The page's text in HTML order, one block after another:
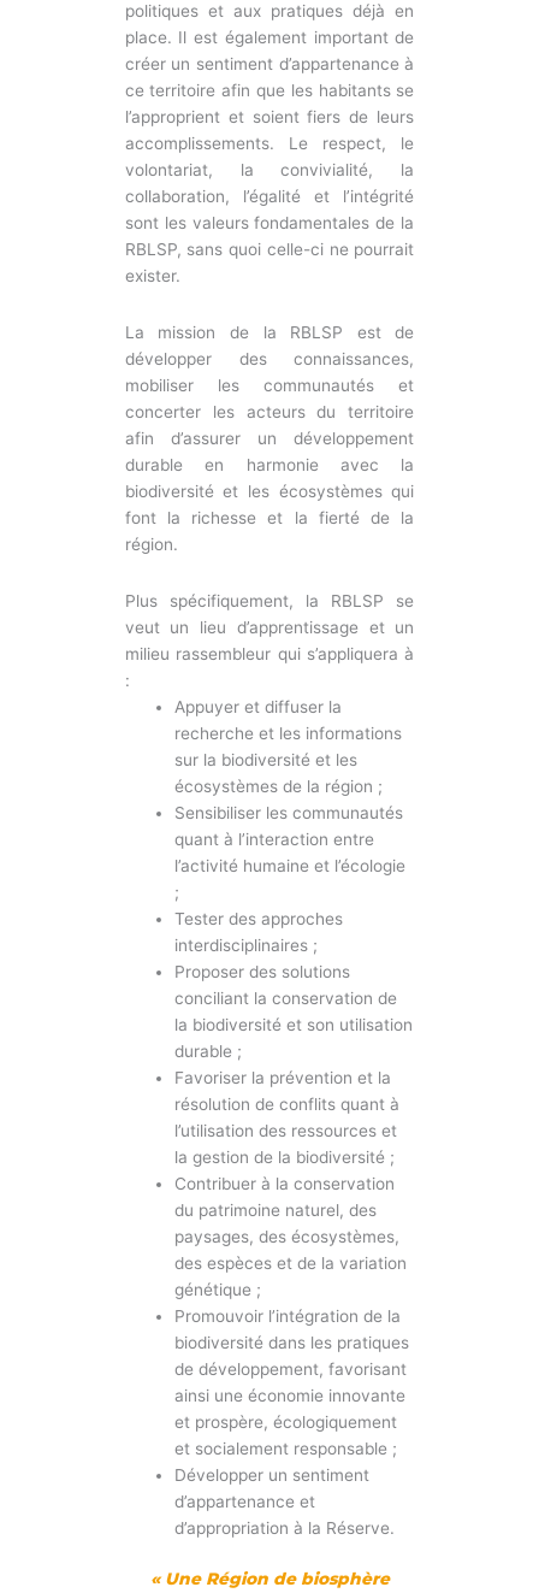
politiques et aux pratiques déjà en
place. Il est également important de
créer un sentiment d’appartenance à
ce territoire afin que les habitants se
l’approprient et soient fiers de leurs
accomplissements. Le respect, le
volontariat, la convivialité, la
collaboration, l’égalité et l’intégrité
sont les valeurs fondamentales de la
RBLSP, sans quoi celle-ci ne pourrait
exister.
La mission de la RBLSP est de
développer des connaissances,
mobiliser les communautés et
concerter les acteurs du territoire
afin d’assurer un développement
durable en harmonie avec la
biodiversité et les écosystèmes qui
font la richesse et la fierté de la
région.
Plus spécifiquement, la RBLSP se
veut un lieu d’apprentissage et un
milieu rassembleur qui s’appliquera à
:
Appuyer et diffuser la
recherche et les informations
sur la biodiversité et les
écosystèmes de la région ;
Sensibiliser les communautés
quant à l’interaction entre
l’activité humaine et l’écologie
;
Tester des approches
interdisciplinaires ;
Proposer des solutions
conciliant la conservation de
la biodiversité et son utilisation
durable ;
Favoriser la prévention et la
résolution de conflits quant à
l’utilisation des ressources et
la gestion de la biodiversité ;
Contribuer à la conservation
du patrimoine naturel, des
paysages, des écosystèmes,
des espèces et de la variation
génétique ;
Promouvoir l’intégration de la
biodiversité dans les pratiques
de développement, favorisant
ainsi une économie innovante
et prospère, écologiquement
et socialement responsable ;
Développer un sentiment
d’appartenance et
d’appropriation à la Réserve.
« Une Région de biosphère